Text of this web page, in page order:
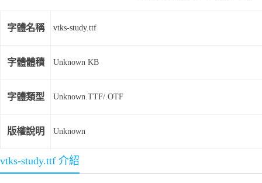
字體名稱 vtks-study.ttf
字體體積 Unknown KB
字體類型 Unknown.TTF/.OTF
版權說明 Unknown
vtks-study.ttf 介紹